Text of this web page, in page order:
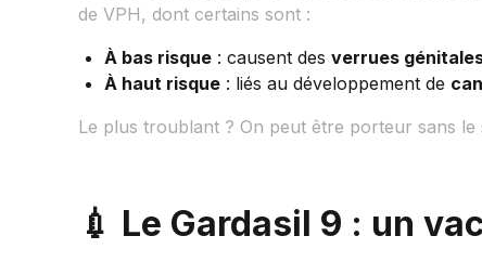
de VPH, dont certains sont :
À bas risque : causent des verrues
À haut risque : liés au développement de
Le plus troublant ? On peut être porteur sans le
💉 Le Gardasil 9 : un